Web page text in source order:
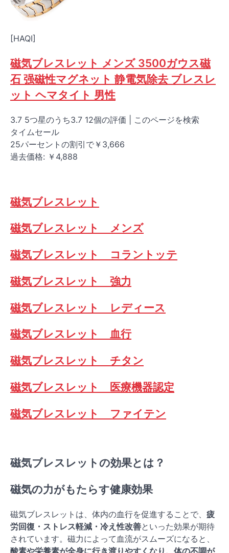
[HAQI]
磁気ブレスレット メンズ 3500ガウス磁
石 强磁性マグネット 静電気除去 ブレスレ
ット ヘマタイト 男性
3.7 5つ星のうち3.7 12個の評価 | このページを検索
タイムセール
25パーセントの割引で￥3,666
過去価格: ￥4,888
磁気ブレスレット
磁気ブレスレット メンズ
磁気ブレスレット コラントッテ
磁気ブレスレット 強力
磁気ブレスレット レディース
磁気ブレスレット 血行
磁気ブレスレット チタン
磁気ブレスレット 医療機器認定
磁気ブレスレット ファイテン
磁気ブレスレットの効果とは？
磁気の力がもたらす健康効果
磁気ブレスレットは、体内の血行を促進することで、 疲
労回復・ストレス軽減・冷え性改善といった効果が期待
されています。磁力によって血流がスムーズになると、